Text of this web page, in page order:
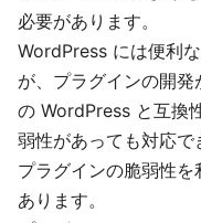
必要があります。
WordPress には便利
が、プラグインの開
の WordPress と互換
弱性があっても対応で
プラグインの脆弱性
あります。